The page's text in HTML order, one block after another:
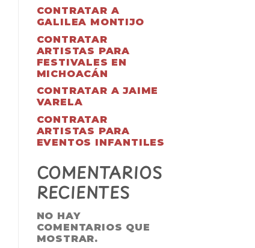
CONTRATAR A
GALILEA MONTIJO
CONTRATAR
ARTISTAS PARA
FESTIVALES EN
MICHOACÁN
CONTRATAR A JAIME
VARELA
CONTRATAR
ARTISTAS PARA
EVENTOS INFANTILES
COMENTARIOS
RECIENTES
NO HAY
COMENTARIOS QUE
MOSTRAR.